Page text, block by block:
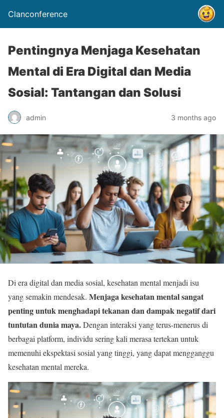
Clanconference
Pentingnya Menjaga Kesehatan
Mental di Era Digital dan Media
Sosial: Tantangan dan Solusi
admin 3 months ago
Di era digital dan media sosial, kesehatan mental menjadi isu
yang semakin mendesak. Menjaga kesehatan mental sangat
penting untuk menghadapi tekanan dan dampak negatif dari
tuntutan dunia maya.Dengan interaksi yang terus-menerus di
berbagai platform, individu sering kali merasa tertekan untuk
memenuhi ekspektasi sosial yang tinggi, yang dapat mengganggu
kesehatan mental mereka.